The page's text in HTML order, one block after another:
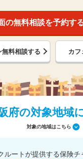
の無料相談を予約す
無料相談する カフ
府の対象地域
対象の地域はこちら
ルートが提供する保険チ